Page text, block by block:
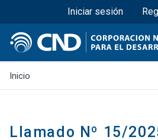
Pasar
al
Menú
Iniciar sesión
Inicio
Llamado Nº 15/